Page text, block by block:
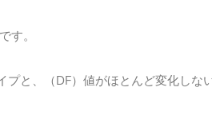
す。
と、（DF）値がほとんど変化しな